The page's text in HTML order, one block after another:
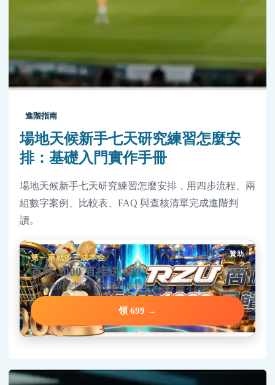
進階指南
場地天候新手七天研究練習怎麼安
排：基礎入門實作手冊
場地天候新手七天研究練習怎麼安排，用四步流程、兩
組數字案例、比較表、FAQ 與查核清單完成進階判
讀。
贊助
第一筆就多三成本金
首存 2000 直接送 699
新會員限定加碼，碼量只要彩金五倍，領完就能玩。
領 699 →